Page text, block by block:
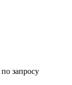
запросу